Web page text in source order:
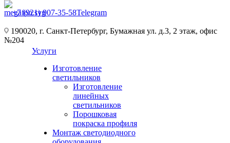
+7 (921) 907-35-58Telegram
190020, г. Санкт-Петербург, Бумажная ул. д.3, 2 этаж, офис
№204
Услуги
Изготовление
светильников
Изготовление
линейных
светильников
Порошковая
покраска профиля
Монтаж светодиодного